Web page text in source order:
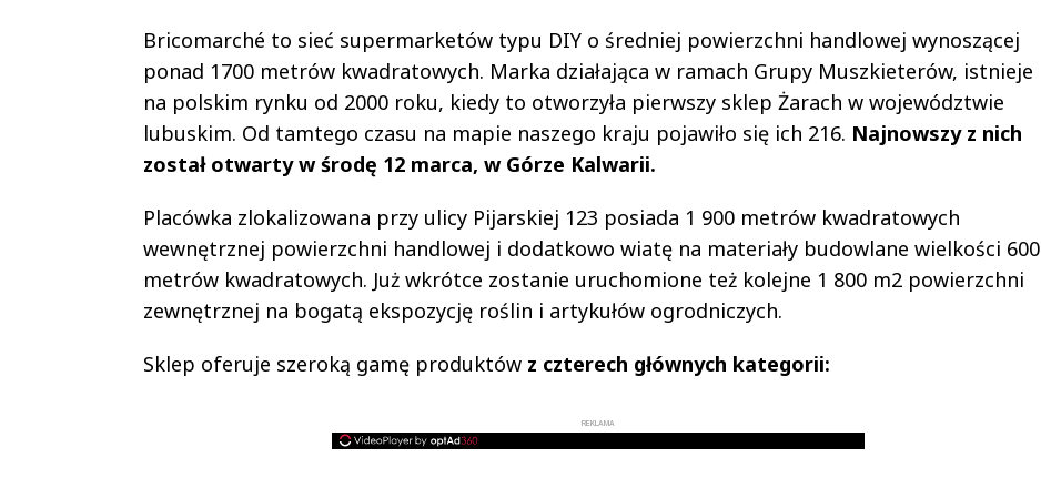
Bricomarché to sieć supermarketów typu DIY o średniej powierzchni handlowej wynoszącej
ponad 1700 metrów kwadratowych. Marka działająca w ramach Grupy Muszkieterów, istnieje
na polskim rynku od 2000 roku, kiedy to otworzyła pierwszy sklep Żarach w województwie
lubuskim. Od tamtego czasu na mapie naszego kraju pojawiło się ich 216. Najnowszy z nich
został otwarty w środę 12 marca, w Górze Kalwarii.
Placówka zlokalizowana przy ulicy Pijarskiej 123 posiada 1 900 metrów kwadratowych
wewnętrznej powierzchni handlowej i dodatkowo wiatę na materiały budowlane wielkości 600
metrów kwadratowych. Już wkrótce zostanie uruchomione też kolejne 1 800 m2 powierzchni
zewnętrznej na bogatą ekspozycję roślin i artykułów ogrodniczych.
Sklep oferuje szeroką gamę produktów z czterech głównych kategorii:
REKLAMA